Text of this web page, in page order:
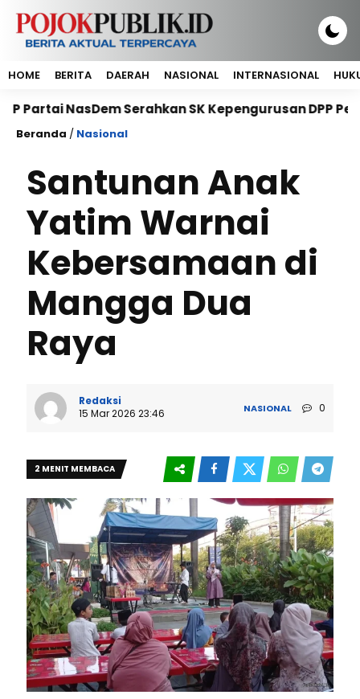
HOME BERITA DAERAH NASIONAL INTERNASIONAL
NasDem Serahkan SK Kepengurusan DPP Petani
Beranda / Nasional
Santunan Anak
Yatim Warnai
Kebersamaan di
Mangga Dua
Raya
Redaksi
15 Mar 2026 23:46
NASIONAL 0
2 MENIT MEMBACA